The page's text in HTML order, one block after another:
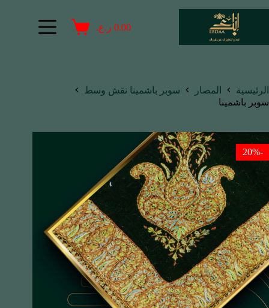
0.00 ر.ع.
الرئيسية المصار
سوبر باشمينا نقش وسط
سوبر باشمينا
-20%